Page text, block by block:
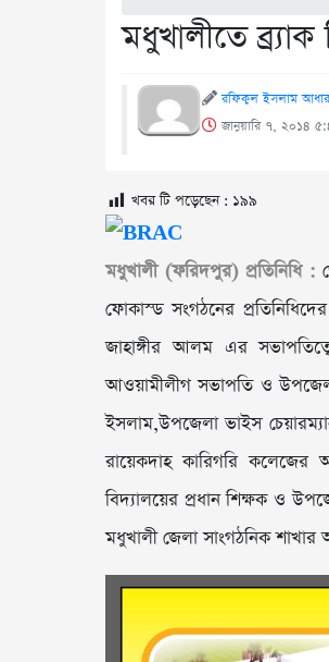
মধুখালীতে
রফিকুল ইসলাম
জানুয়ারি ৭, ২০১৪
খবর টি পড়েছেন : ১৯৯
মধুখালী (ফরিদপুর) প্রতিনিধি :
ফোকাস্ড সংগঠনের
জাহাঙ্গীর আলম এর
আওয়ামীলীগ সভাপতি ও উপজেল
ইসলাম,উপজেলা ভাইস
রায়েকদাহ কারিগরি কলেজের
বিদ্যালয়ের প্রধান শিক্ষক ও
মধুখালী জেলা সাংগঠনিক